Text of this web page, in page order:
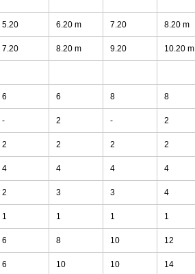
5.20 6.20 m 7.20 8.20 m
7.20 8.20 m 9.20 10.20 m
6 6 8 8
- 2 - 2
2 2 2 2
4 4 4 4
2 3 3 4
1 1 1 1
6 8 10 12
6 10 10 14